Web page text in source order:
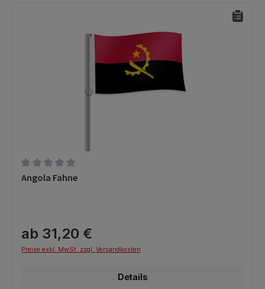
Durchschnittliche Bewertung von 0 von 5 Sternen
Angola Fahne
ab 31,20 €
Preise exkl. MwSt. zzgl. Versandkosten
Details